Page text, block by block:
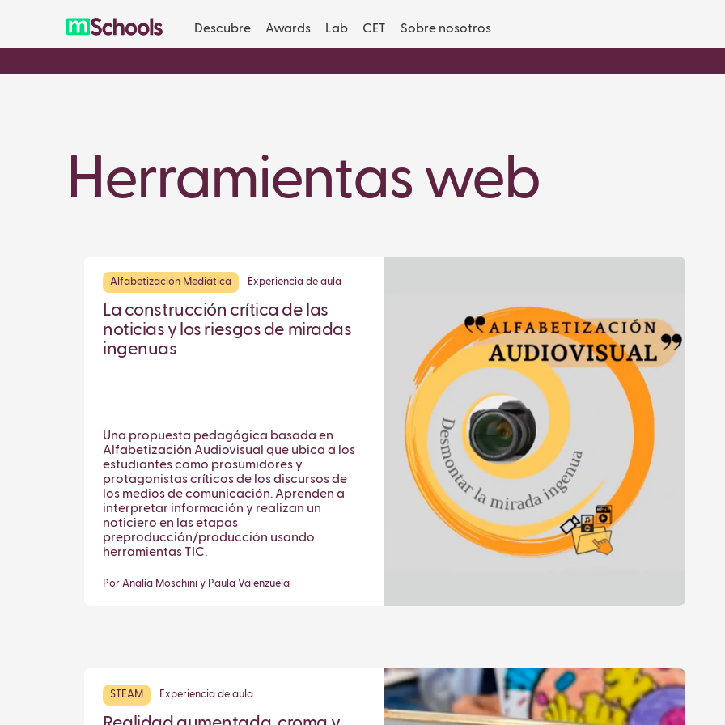
Descubre Awards Lab CET Sobre nosotros
Herramientas web
Alfabetización Mediática Experiencia de aula
La construcción crítica de las
noticias y los riesgos de miradas
ingenuas
Una propuesta pedagógica basada en
Alfabetización Audiovisual que ubica a los
estudiantes como prosumidores y
protagonistas críticos de los discursos de
los medios de comunicación. Aprenden a
interpretar información y realizan un
noticiero en las etapas
preproducción/producción usando
herramientas TIC.
Por Analía Moschini y Paula Valenzuela
STEAM Experiencia de aula